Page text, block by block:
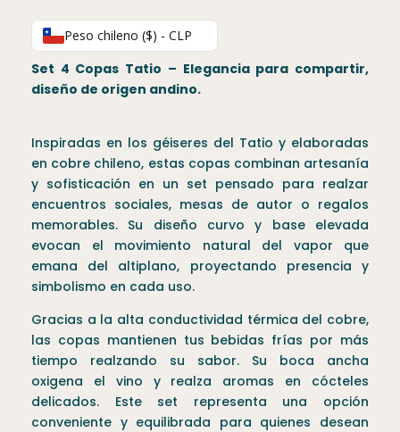
Peso chileno ($) - CLP
Set 4 Copas Tatio – Elegancia para compartir,
diseño de origen andino.
Inspiradas en los géiseres del Tatio y elaboradas
en cobre chileno, estas copas combinan artesanía
y sofisticación en un set pensado para realzar
encuentros sociales, mesas de autor o regalos
memorables. Su diseño curvo y base elevada
evocan el movimiento natural del vapor que
emana del altiplano, proyectando presencia y
simbolismo en cada uso.
Gracias a la alta conductividad térmica del cobre,
las copas mantienen tus bebidas frías por más
tiempo realzando su sabor. Su boca ancha
oxigena el vino y realza aromas en cócteles
delicados. Este set representa una opción
conveniente y equilibrada para quienes desean